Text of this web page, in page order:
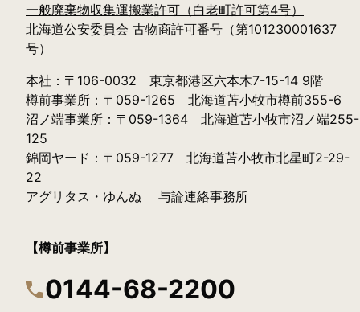
一般廃棄物収集運搬業許可（白老町許可第4号）
北海道公安委員会 古物商許可番号（第101230001637
号）
本社：〒106-0032 東京都港区六本木7-15-14 9階
樽前事業所：〒059-1265 北海道苫小牧市樽前355-6
沼ノ端事業所：〒059-1364 北海道苫小牧市沼ノ端255-
125
錦岡ヤード：〒059-1277 北海道苫小牧市北星町2-29-
22
アグリタス・ゆんぬ 与論連絡事務所
【樽前事業所】
0144-68-2200